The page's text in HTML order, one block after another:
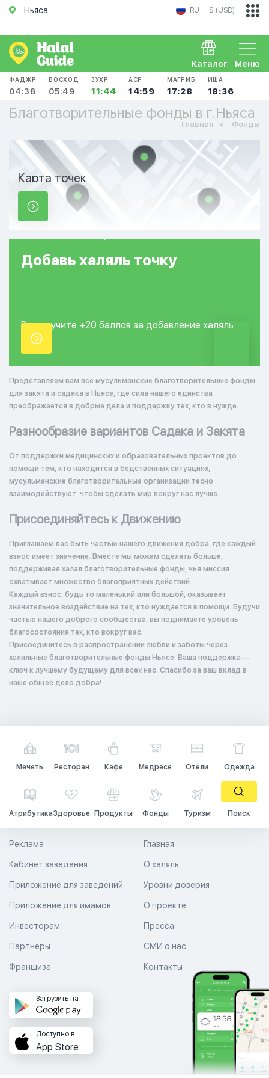
Ньяса RU $ (USD)
Меню
Каталог
ФАДЖР
04:38
ВОСХОД
05:49
ЗУХР
11:44
АСР
14:59
МАГРИБ
17:28
ИША
18:36
Благотворительные фонды в г.Ньяса
Главная Фонды
Карта точек
Добавь халяль точку
Вы получите +20 баллов за добавление халяль
точки.
Представляем вам все мусульманские благотворительные фонды
для закята и садака в Ньясе, где сила нашего единства
преображается в добрые дела и поддержку тех, кто в нужде.
Разнообразие вариантов Садака и Закята
От поддержки медицинских и образовательных проектов до
помощи тем, кто находится в бедственных ситуациях,
мусульманские благотворительные организации тесно
взаимодействуют, чтобы сделать мир вокруг нас лучше.
Присоединяйтесь к Движению
Приглашаем вас быть частью нашего движения добра, где каждый
взнос имеет значение. Вместе мы можем сделать больше,
поддерживая халал благотворительные фонды, чья миссия
охватывает множество благоприятных действий.
Каждый взнос, будь то маленький или большой, оказывает
значительное воздействие на тех, кто нуждается в помощи. Будучи
частью нашего доброго сообщества, вы поднимаете уровень
благосостояния тех, кто вокруг вас.
Присоединитесь в распространении любви и заботы через
халяльные благотворительные фонды Ньясе. Ваша поддержка —
ключ к лучшему будущему для всех нас. Спасибо за ваш вклад в
наше общее дело добра!
Мечеть Ресторан Кафе Медресе Отели Одежда
АтрибутикаЗдоровье Продукты Фонды Туризм Поиск
Главная
О халяль
Уровни доверия
Реклама
Кабинет заведения
Приложение для заведений
Приложение для имамов О проекте
Пресса
СМИ о нас
Контакты
Инвесторам
Партнеры
Франшиза
Загрузить на
Доступно в
App Store